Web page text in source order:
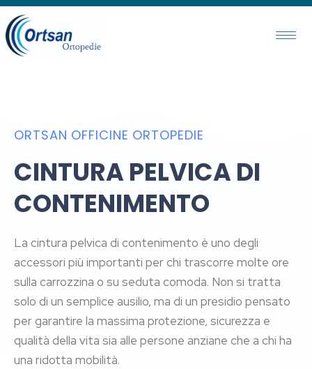
ORTSAN OFFICINE ORTOPEDIE
CINTURA PELVICA DI
CONTENIMENTO
La cintura pelvica di contenimento è uno degli
accessori più importanti per chi trascorre molte ore
sulla carrozzina o su seduta comoda. Non si tratta
solo di un semplice ausilio, ma di un presidio pensato
per garantire la massima protezione, sicurezza e
qualità della vita sia alle persone anziane che a chi ha
una ridotta mobilità.